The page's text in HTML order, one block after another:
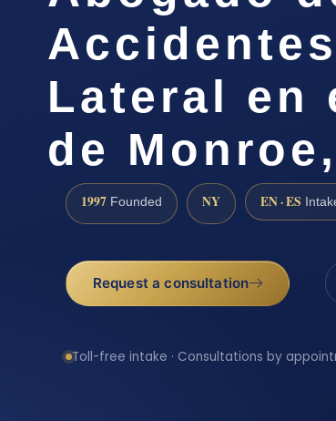
Lateral en
de
1997 Founded NY EN · ES
Request a consultation
Toll-free intake · Consultations by